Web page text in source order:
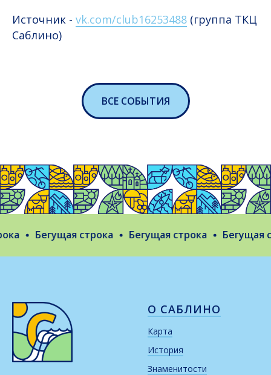
Источник - vk.com/club16253488 (группа ТКЦ
Саблино)
ВСЕ СОБЫТИЯ
Бегущая строка Бегущая строка Бегущая
О САБЛИНО
Карта
История
Знаменитости